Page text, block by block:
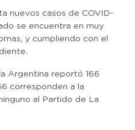
nuevos casos de COVID-
se encuentra en muy
y cumpliendo con el
Argentina reportó 166
corresponden a la
al Partido de La